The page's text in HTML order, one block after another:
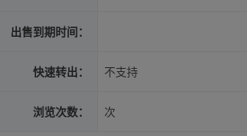
出售到期时间：
快速转出： 不支持
浏览次数： 次